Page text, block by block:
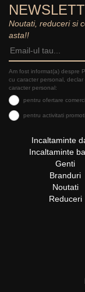
Noutati, reduceri si
asta!!
Am fost informat(a) despre
cu caracter personal,
caracter personal:
pentru ofertare
pentru activitati
Incaltaminte
Incaltaminte
Genti
Branduri
Noutati
Reduceri